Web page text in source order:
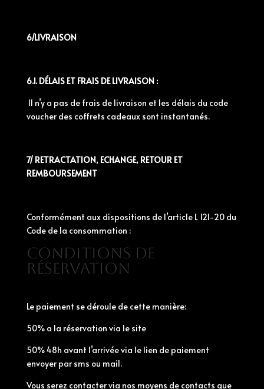
6/LIVRAISON
6.1. DÉLAIS ET FRAIS DE LIVRAISON :
Il n’y a pas de frais de livraison et les délais du code
voucher des coffrets cadeaux sont instantanés.
7/ RETRACTATION, ECHANGE, RETOUR ET
REMBOURSEMENT
Conformément aux dispositions de l’article L 121-20 du
Code de la consommation :
Conditions de
réservation
Le paiement se déroule de cette manière:
50% a la réservation via le site
50% 48h avant l’arrivée via le lien de paiement
envoyer par sms ou mail.
Vous serez contacter via nos moyens de contacts que